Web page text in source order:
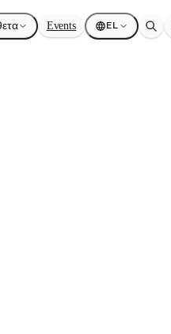
Events EL